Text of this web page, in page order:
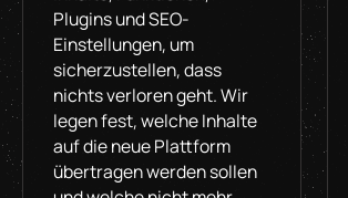
Plugins und SEO-
Einstellungen, um
sicherzustellen, dass
nichts verloren geht. Wir
legen fest, welche Inhalte
auf die neue Plattform
übertragen werden sollen